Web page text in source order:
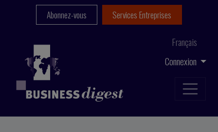
Connexion
Français
Abonnez-vous Services Entreprises